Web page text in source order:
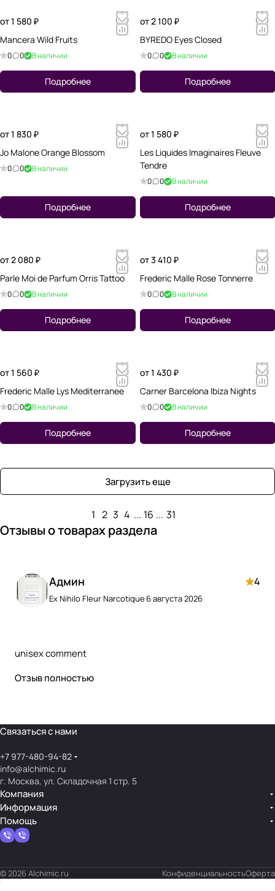
от 1 580 ₽
Mancera Wild Fruits
0 0 В наличии
Подробнее
от 2 100 ₽
BYREDO Eyes Closed
0 0 В наличии
Подробнее
от 1 830 ₽
Jo Malone Orange Blossom
0 0 В наличии
Подробнее
от 1 580 ₽
Les Liquides Imaginaires Fleuve
Tendre
0 0 В наличии
Подробнее
от 2 080 ₽
Parle Moi de Parfum Orris Tattoo
0 0 В наличии
Подробнее
от 3 410 ₽
Frederic Malle Rose Tonnerre
0 0 В наличии
Подробнее
от 1 560 ₽
Frederic Malle Lys Mediterranee
0 0 В наличии
Подробнее
от 1 430 ₽
Carner Barcelona Ibiza Nights
0 0 В наличии
Подробнее
Загрузить еще
1 2 3 4 ... 16 ... 31
Отзывы о товарах раздела
Админ 4
Ex Nihilo Fleur Narcotique6 августа 2026
unisex comment
Отзыв полностью
Связаться с нами
+7 977-480-94-82
info@alchimic.ru
г. Москва, ул. Складочная 1 стр. 5
Компания
Информация
Помощь
© 2026 Alchimic.ru КонфиденциальностьОферта